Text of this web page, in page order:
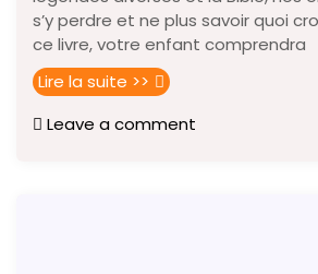
s’y perdre et ne plus savoir quoi
ce livre, votre enfant comprendra
Lire la suite >>
Leave a comment